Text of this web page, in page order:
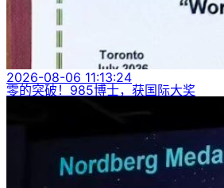
2026-08-06 11:13:24
零的突破！985博士，获国际大奖